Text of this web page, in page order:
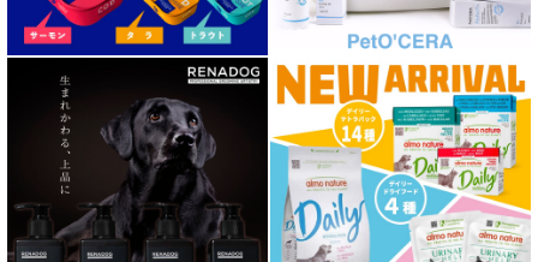
口腔内・喉ケア対応商品 犬用
心臓ケア対応ドッグフード
皮膚・被毛ケア対応 フード for DOG